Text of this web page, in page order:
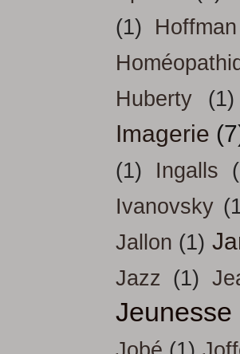
(1)
Hoffman
Huberty
(1)
Imagerie
(1) Ingalls
Ivanovsky
Jallon (1)
Jazz (1)
Jeunesse